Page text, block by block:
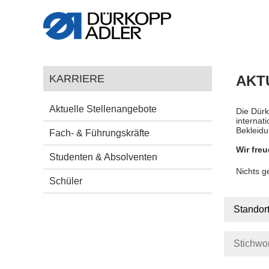
KARRIERE
Aktuelle Stellenangebote
Fach- & Führungskräfte
Studenten & Absolventen
Schüler
Die
Wir
Nichts
Standort